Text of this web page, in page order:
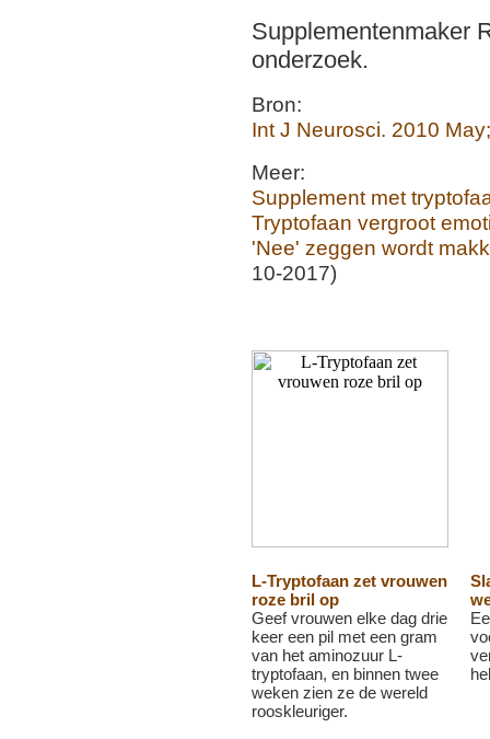
Supplementenmaker
onderzoek.
Bron:
Int J Neurosci. 2010
Meer:
Supplement met
Tryptofaan vergroot
'Nee' zeggen wordt
10-2017)
L-Tryptofaan zet vrouwen
roze bril op
Geef vrouwen elke dag drie
keer een pil met een gram
van het aminozuur L-
tryptofaan, en binnen twee
weken zien ze de wereld
rooskleuriger.